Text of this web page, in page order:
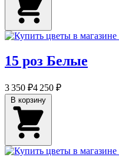
15 роз Белые
3 350 ₽4 250 ₽